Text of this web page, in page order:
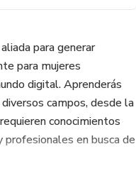
para generar
para mujeres
digital. Aprenderás
campos, desde la
conocimientos
en busca de